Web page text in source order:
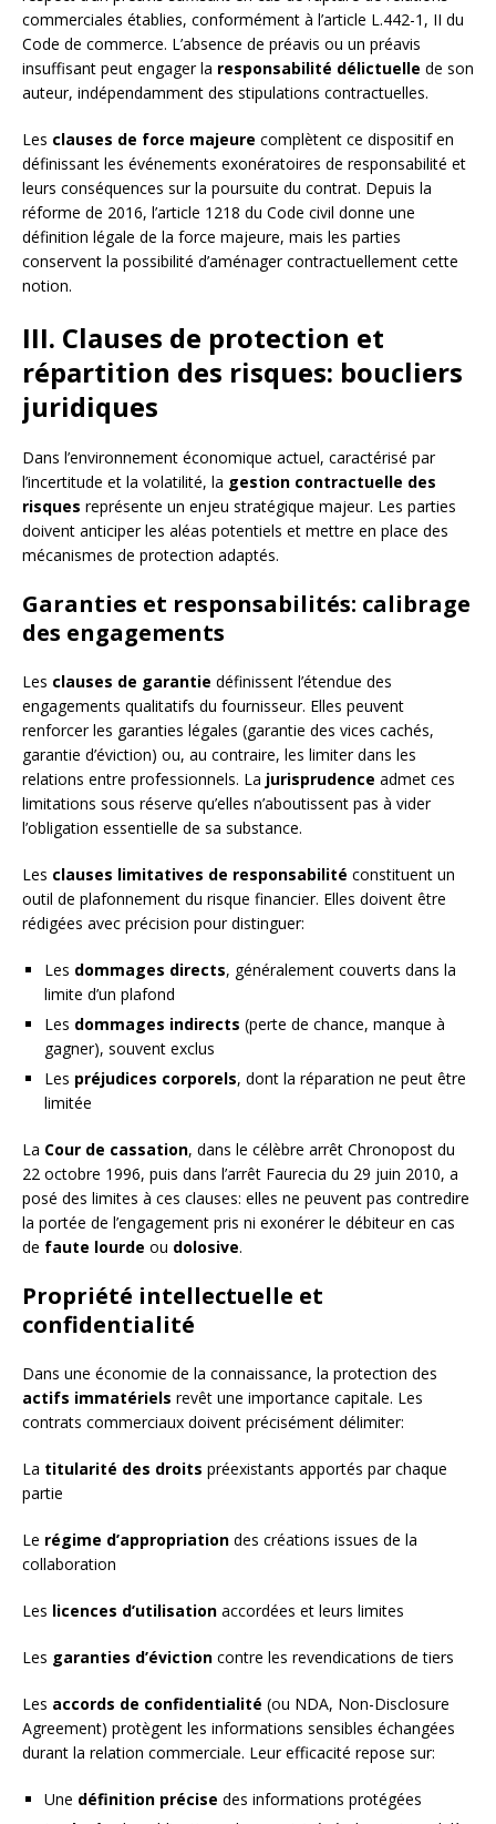
commerciales établies, conformément à l’article L.442-1, II du
Code de commerce. L’absence de préavis ou un préavis
insuffisant peut engager la responsabilité délictuelle de son
auteur, indépendamment des stipulations contractuelles.
Les clauses de force majeure complètent ce dispositif en
définissant les événements exonératoires de responsabilité et
leurs conséquences sur la poursuite du contrat. Depuis la
réforme de 2016, l’article 1218 du Code civil donne une
définition légale de la force majeure, mais les parties
conservent la possibilité d’aménager contractuellement cette
notion.
III. Clauses de protection et
répartition des risques: boucliers
juridiques
Dans l’environnement économique actuel, caractérisé par
l’incertitude et la volatilité, la gestion contractuelle des
risques représente un enjeu stratégique majeur. Les parties
doivent anticiper les aléas potentiels et mettre en place des
mécanismes de protection adaptés.
Garanties et responsabilités: calibrage
des engagements
Les clauses de garantie définissent l’étendue des
engagements qualitatifs du fournisseur. Elles peuvent
renforcer les garanties légales (garantie des vices cachés,
garantie d’éviction) ou, au contraire, les limiter dans les
relations entre professionnels. La jurisprudence admet ces
limitations sous réserve qu’elles n’aboutissent pas à vider
l’obligation essentielle de sa substance.
Les clauses limitatives de responsabilité constituent un
outil de plafonnement du risque financier. Elles doivent être
rédigées avec précision pour distinguer:
Les dommages directs, généralement couverts dans la
limite d’un plafond
Les dommages indirects (perte de chance, manque à
gagner), souvent exclus
Les préjudices corporels, dont la réparation ne peut être
limitée
La Cour de cassation, dans le célèbre arrêt Chronopost du
22 octobre 1996, puis dans l’arrêt Faurecia du 29 juin 2010, a
posé des limites à ces clauses: elles ne peuvent pas contredire
la portée de l’engagement pris ni exonérer le débiteur en cas
de faute lourde ou dolosive.
Propriété intellectuelle et
confidentialité
Dans une économie de la connaissance, la protection des
actifs immatériels revêt une importance capitale. Les
contrats commerciaux doivent précisément délimiter:
La titularité des droits préexistants apportés par chaque
partie
Le régime d’appropriation des créations issues de la
collaboration
Les licences d’utilisation accordées et leurs limites
Les garanties d’éviction contre les revendications de tiers
Les accords de confidentialité (ou NDA, Non-Disclosure
Agreement) protègent les informations sensibles échangées
durant la relation commerciale. Leur efficacité repose sur:
Une définition précise des informations protégées